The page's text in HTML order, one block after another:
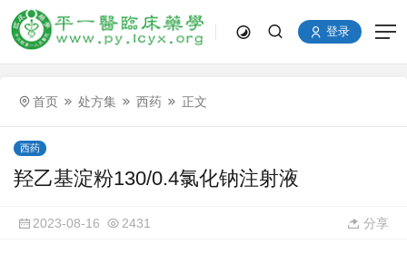
登录
首页 处方集 西药 正文
西药
羟乙基淀粉130/0.4氯化钠注射液
2023-08-16 2431 分享